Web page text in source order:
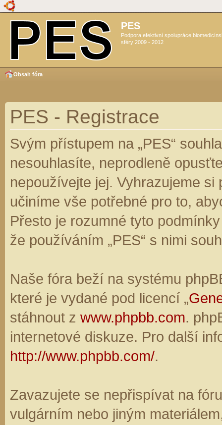
PES
Podpora efektivní spolupráce
sféry 2009 - 2012
Obsah fóra
PES - Registrace
Svým přístupem na „PES“
nesouhlasíte, neprodleně
nepoužívejte jej. Vyhrazujeme
učiníme vše potřebné pro to,
Přesto je rozumné tyto
že používáním „PES“ s nimi
Naše fóra beží na systému
které je vydané pod licencí „
stáhnout z www.phpbb.com.
internetové diskuze. Pro další
http://www.phpbb.com/.
Zavazujete se nepřispívat na
vulgárním nebo jiným